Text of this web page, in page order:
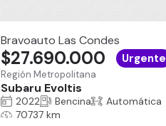
Bravoauto Las Condes
Región Metropolitana
Subaru Evoltis
$27.690.000 Urgente
2022 Bencina
Automática
70737 km